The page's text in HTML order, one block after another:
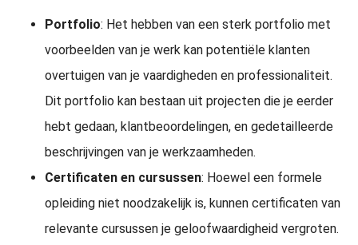
Portfolio: Het hebben van een sterk portfolio met
voorbeelden van je werk kan potentiële klanten
overtuigen van je vaardigheden en professionaliteit.
Dit portfolio kan bestaan uit projecten die je eerder
hebt gedaan, klantbeoordelingen, en gedetailleerde
beschrijvingen van je werkzaamheden.
Certificaten en cursussen: Hoewel een formele
opleiding niet noodzakelijk is, kunnen certificaten van
relevante cursussen je geloofwaardigheid vergroten.